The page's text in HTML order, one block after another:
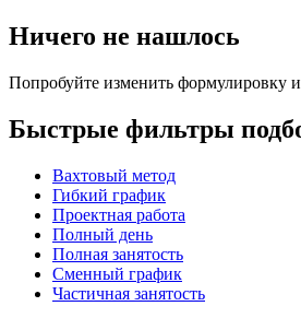
Ничего не нашлось
Попробуйте изменить формулировку
Быстрые фильтры
Вахтовый метод
Гибкий график
Проектная работа
Полный день
Полная занятость
Сменный график
Частичная занятость